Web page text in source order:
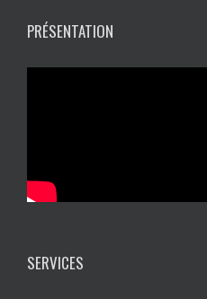
PRÉSENTATION
SERVICES